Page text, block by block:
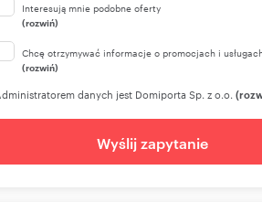
Interesują mnie podobne oferty
(rozwiń)
Chcę otrzymywać informacje o promocjach i
(rozwiń)
danych jest Domiporta Sp. z o.o.
Wyślij zapytanie